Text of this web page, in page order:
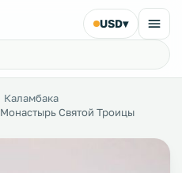
USD▾
Каламбака
Монастырь Святой Троицы